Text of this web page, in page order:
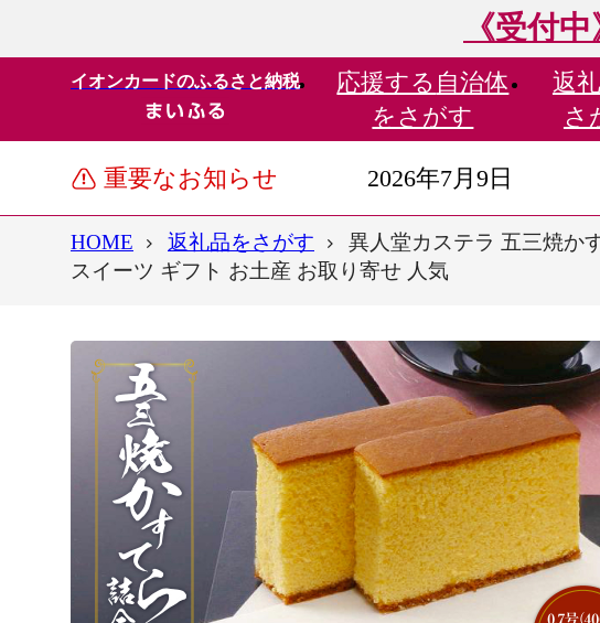
《受付
イオンカードのふるさと納税 応援する 自治体
をさがす
返
さ
重要なお知らせ 2026年7月9日
HOME 返礼品をさがす
異人堂カステラ 五三焼か
スイーツ ギフト お土産 お取り寄せ 人気